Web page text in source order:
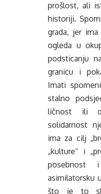
prošlost, ali
historiji.
grada, jer
ogleda u
podsticanju
granicu i
Imati
stalno
ličnost ili
solidarnost
ima za cilj
„kulture“ i
posebnost
asimilatorsku
što je to